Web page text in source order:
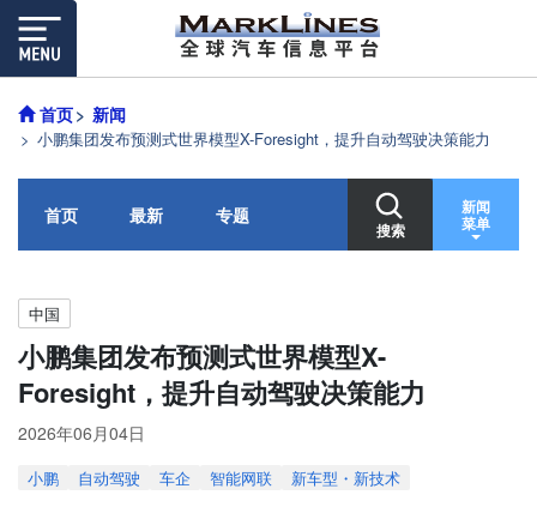
首页 新闻
小鹏集团发布预测式世界模型X-Foresight，提升自动驾驶决策能力
首页 最新 专题
搜索
新闻
菜单
中国
小鹏集团发布预测式世界模型X-
Foresight，提升自动驾驶决策能力
2026年06月04日
小鹏 自动驾驶 车企 智能网联 新车型・新技术